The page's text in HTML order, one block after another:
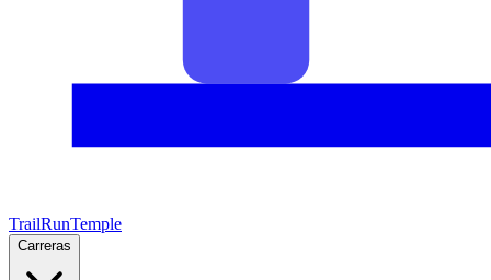
TrailRunTemple
Carreras